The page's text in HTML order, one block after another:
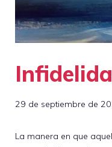
29 de septiembre de
La manera en que